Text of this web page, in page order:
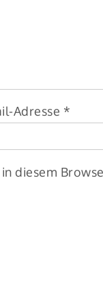
Adresse *
diesem